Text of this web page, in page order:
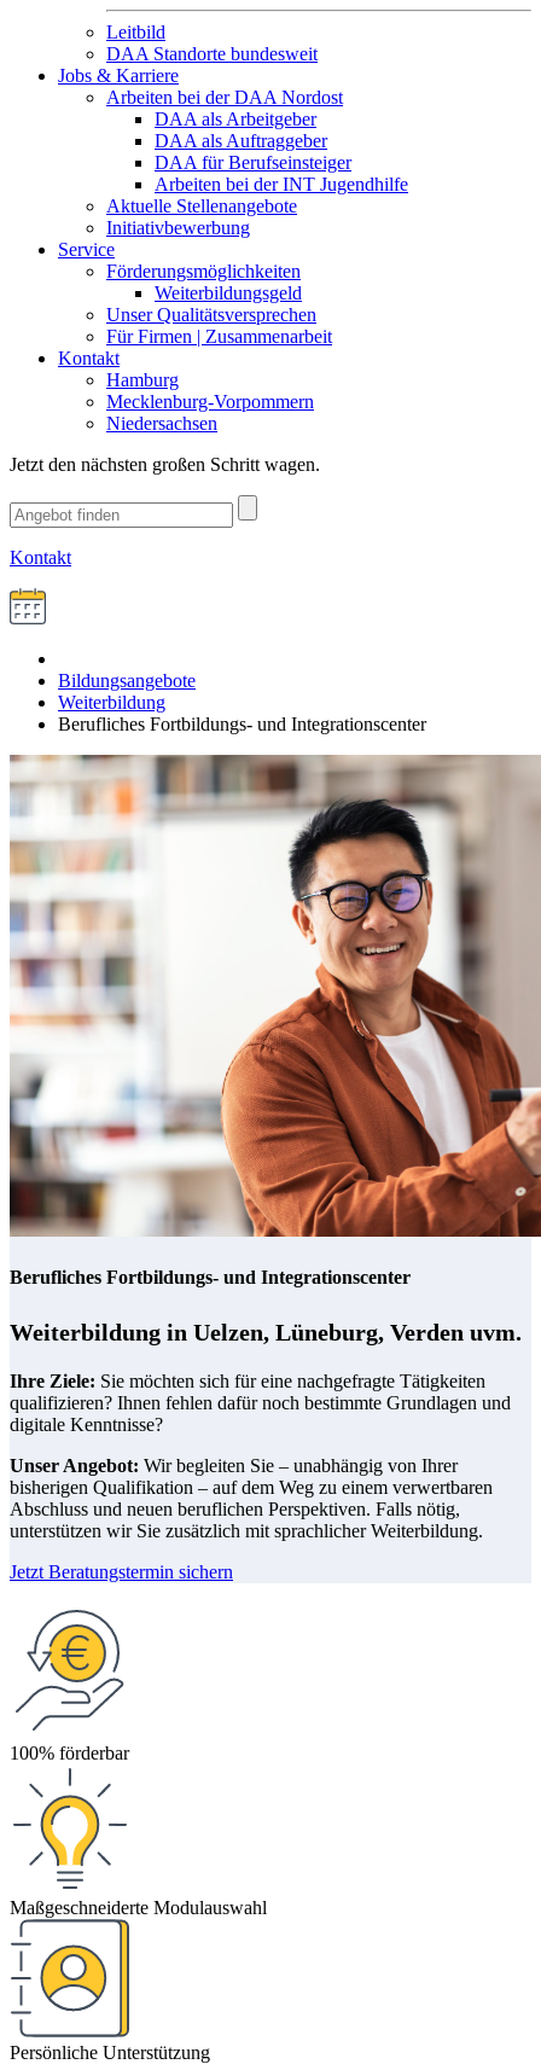
Leitbild
DAA Standorte bundesweit
Jobs & Karriere
Arbeiten bei der DAA Nordost
DAA als Arbeitgeber
DAA als Auftraggeber
DAA für Berufseinsteiger
Arbeiten bei der INT Jugendhilfe
Aktuelle Stellenangebote
Initiativbewerbung
Service
Förderungsmöglichkeiten
Weiterbildungsgeld
Unser Qualitätsversprechen
Für Firmen | Zusammenarbeit
Kontakt
Hamburg
Mecklenburg-Vorpommern
Niedersachsen
Jetzt den nächsten großen Schritt wagen.
Kontakt
Bildungsangebote
Weiterbildung
Berufliches Fortbildungs- und Integrationscenter
Berufliches Fortbildungs- und Integrationscenter
Weiterbildung in Uelzen, Lüneburg, Verden uvm.
Ihre Ziele: Sie möchten sich für eine nachgefragte Tätigkeiten
qualifizieren? Ihnen fehlen dafür noch bestimmte Grundlagen und
digitale Kenntnisse?
Unser Angebot: Wir begleiten Sie – unabhängig von Ihrer
bisherigen Qualifikation – auf dem Weg zu einem verwertbaren
Abschluss und neuen beruflichen Perspektiven. Falls nötig,
unterstützen wir Sie zusätzlich mit sprachlicher Weiterbildung.
Jetzt Beratungstermin sichern
100% förderbar
Maßgeschneiderte Modulauswahl
Persönliche Unterstützung